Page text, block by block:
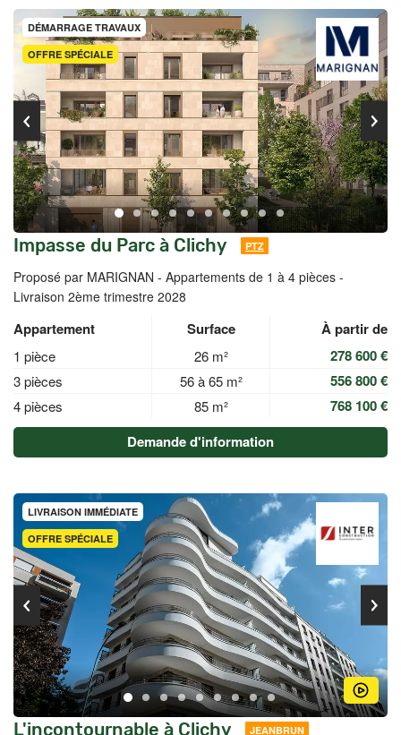
OFFRE SPÉCIALE
DÉMARRAGE TRAVAUX
Impasse du Parc à Clichy PTZ
Proposé par MARIGNAN - Appartements de 1 à 4 pièces -
Livraison 2ème trimestre 2028
Appartement Surface À partir de
1 pièce 26 m² 278 600 €
3 pièces 56 à 65 m² 556 800 €
4 pièces 85 m²
768 100 €
Demande d'information
OFFRE SPÉCIALE
LIVRAISON IMMÉDIATE
L'incontournable à Clichy JEANBRUN